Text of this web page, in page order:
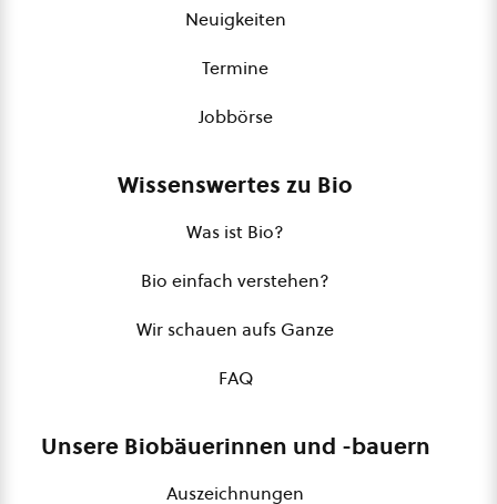
Neuigkeiten
Termine
Jobbörse
Wissenswertes zu Bio
Was ist Bio?
Bio einfach verstehen?
Wir schauen aufs Ganze
FAQ
Unsere Biobäuerinnen und -bauern
Auszeichnungen